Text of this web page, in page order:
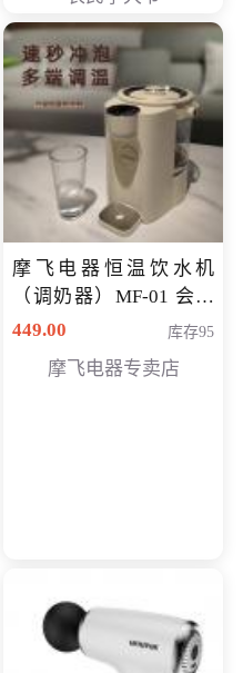
摩飞电器恒温饮水机
（调奶器）MF-01 会员
专享价366元
449.00 库存95
摩飞电器专卖店